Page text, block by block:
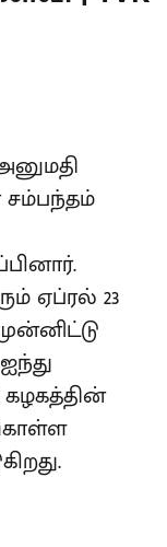
சம்பந்தம்
ஏப்ரல் 23